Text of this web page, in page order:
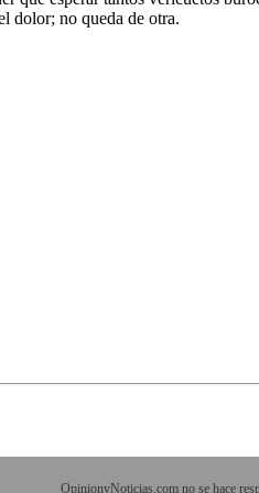
dolor; no queda de otra.
OpinionyNoticias.com no se hace